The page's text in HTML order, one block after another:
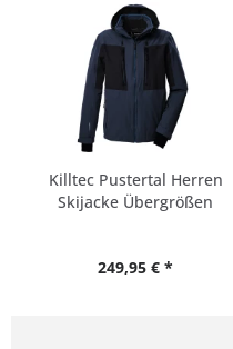
Killtec Pustertal Herren
Skijacke Übergrößen
249,95 € *